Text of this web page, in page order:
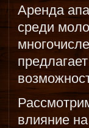
Аренда
среди
влияние